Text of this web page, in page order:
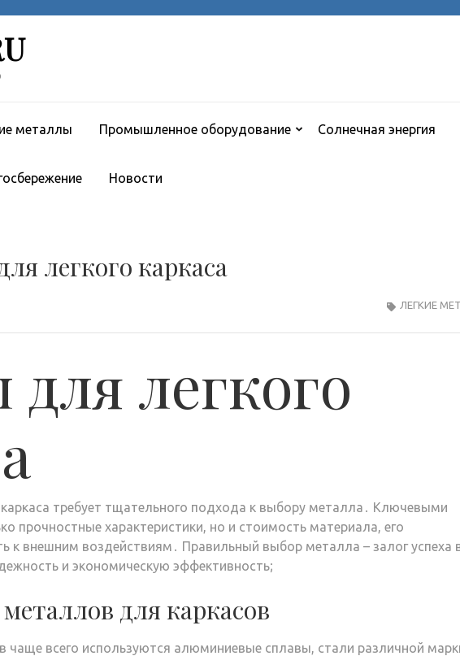
металлы Промышленное оборудование Солнечная энергия
Новости
легкого каркаса
ЛЕГКИЕ
для легкого
каркаса требует тщательного подхода к выбору металла․ Ключевыми
прочностные характеристики, но и стоимость материала, его
к внешним воздействиям․ Правильный выбор металла – залог успеха
и экономическую эффективность;
для каркасов
чаще всего используются алюминиевые сплавы, стали различной